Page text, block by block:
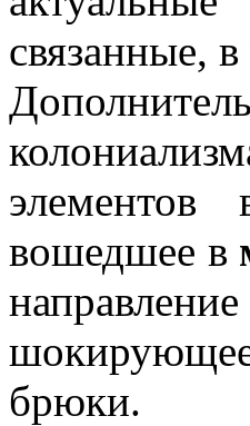
связанные,
элементов
вошедшее в
брюки.